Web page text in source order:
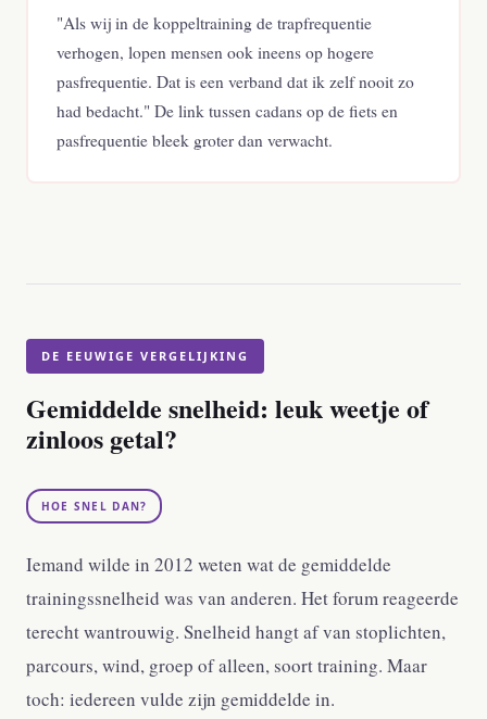
"Als wij in de koppeltraining de trapfrequentie
verhogen, lopen mensen ook ineens op hogere
pasfrequentie. Dat is een verband dat ik zelf nooit zo
had bedacht." De link tussen cadans op de fiets en
pasfrequentie bleek groter dan verwacht.
DE EEUWIGE VERGELIJKING
Gemiddelde snelheid: leuk weetje of
zinloos getal?
HOE SNEL DAN?
Iemand wilde in 2012 weten wat de gemiddelde
trainingssnelheid was van anderen. Het forum reageerde
terecht wantrouwig. Snelheid hangt af van stoplichten,
parcours, wind, groep of alleen, soort training. Maar
toch: iedereen vulde zijn gemiddelde in.